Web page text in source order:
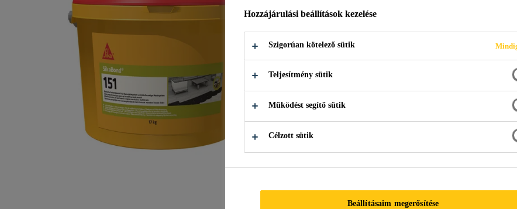
RUGALMAS PARKETTARAGASZTÓ
A SikaBond®-151 egy egykomponensű
leggyakoribb alapfelületekhez.
A rugalmas ragasztó könnyen szétoszlatható, míg
Könnyen szétoszlatható
Stabil simítófog bordák
Jó kompatibilitás lakkokkal
Hozzájárulási beállítások kezelése
Szigorúan kötelező sütik
Teljesítmény sütik
Működést segítő sütik
Célzott sütik
Beállításaim megerősítése